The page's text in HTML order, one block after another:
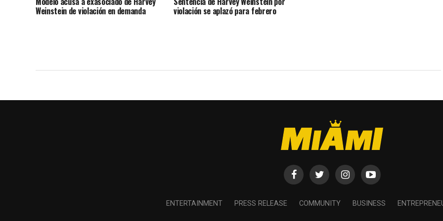
Weinstein de violación en demanda violación se aplazó para febrero
ENTERTAINMENT PRESS RELEASE COMMUNITY BUSINESS